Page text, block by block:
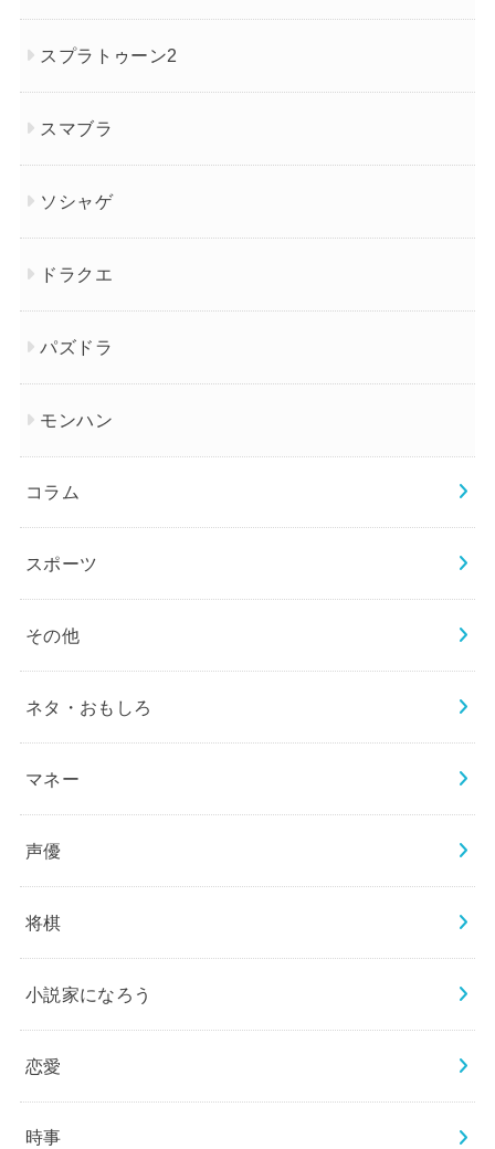
スプラトゥーン2
スマブラ
ソシャゲ
ドラクエ
パズドラ
モンハン
コラム
スポーツ
その他
ネタ・おもしろ
マネー
声優
将棋
小説家になろう
恋愛
時事